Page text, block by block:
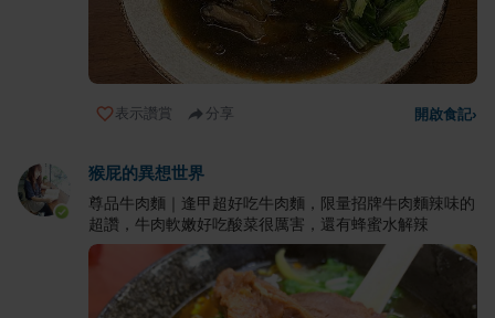
表示讚賞 分享 開啟食記›
猴屁的異想世界
尊品牛肉麵｜逢甲超好吃牛肉麵，限量招牌牛肉麵辣味的
超讚，牛肉軟嫩好吃酸菜很厲害，還有蜂蜜水解辣